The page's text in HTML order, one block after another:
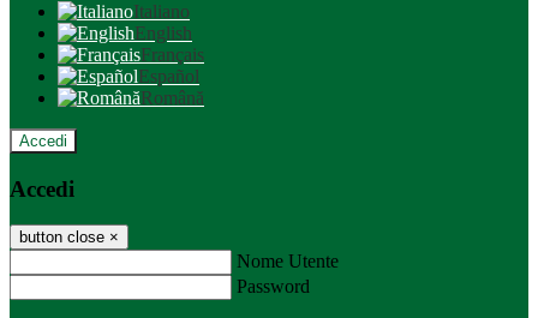
Italiano
English
Français
Español
Română
Accedi
Accedi
button close ×
Nome Utente
Password